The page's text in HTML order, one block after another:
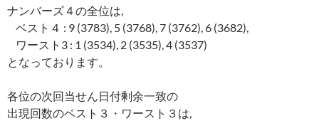
ナンバーズ４の全位は,
ベスト４ : 9 (3783), 5 (3768), 7 (3762), 6 (3682),
ワースト3 : 1 (3534), 2 (3535), 4 (3537)
となっております。
各位の次回当せん日付剰余一致の
出現回数のベスト３・ワースト３は,